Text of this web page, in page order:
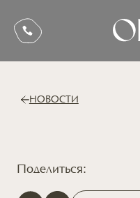
НОВОСТИ
Поделиться: